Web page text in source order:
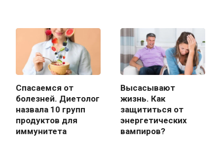
Спасаемся от
болезней. Диетолог
назвала 10 групп
продуктов для
иммунитета
Высасывают
жизнь. Как
защититься от
энергетических
вампиров?